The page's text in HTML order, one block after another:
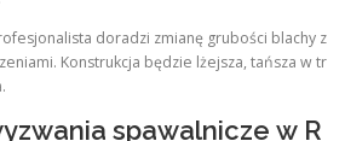
doradzi zmianę grubości blachy z
Konstrukcja będzie lżejsza, tańsza w tr
spawalnicze w R